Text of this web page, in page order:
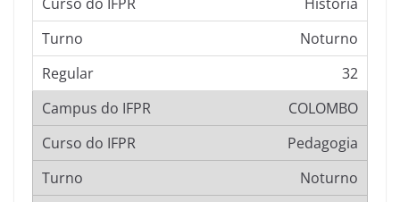
Noturno
32
COLOMBO
Pedagogia
Noturno